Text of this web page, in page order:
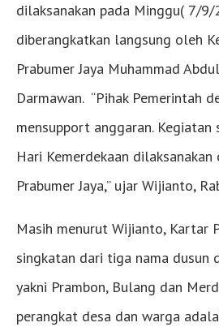
dilaksanakan pada Minggu( 7/
diberangkatkan langsung oleh
Prabumer Jaya Muhammad
Darmawan. “Pihak Pemerintah
mensupport anggaran. Kegiatan
Hari Kemerdekaan
Prabumer Jaya,” ujar Wijianto,
Masih menurut Wijianto, Kartar
singkatan dari tiga nama dusun
yakni Prambon, Bulang dan
perangkat desa dan warga